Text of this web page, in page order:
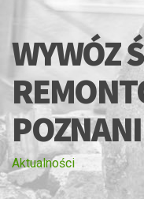
WYWÓZ
Aktualności